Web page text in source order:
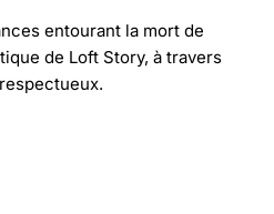
entourant la mort de
de Loft Story, à travers